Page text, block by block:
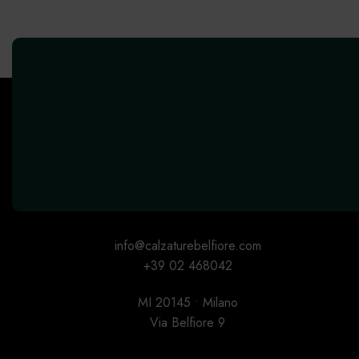
info@calzaturebelfiore.com
+39 02 468042
MI 20145 • Milano
Via Belfiore 9